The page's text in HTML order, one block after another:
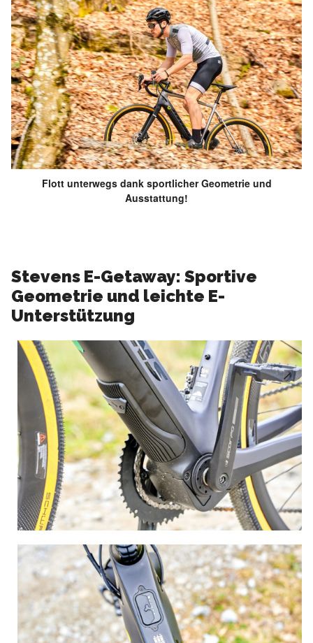
Flott unterwegs dank sportlicher Geometrie und
Ausstattung!
Stevens E-Getaway: Sportive
Geometrie und leichte E-
Unterstützung